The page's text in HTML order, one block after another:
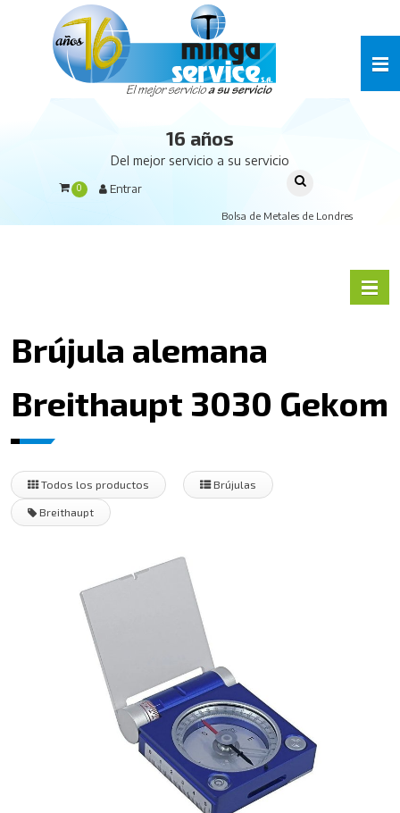
16 años
Del mejor servicio a su servicio
0 Entrar
Bolsa de Metales de Londres
Brújula alemana
Breithaupt 3030 Gekom
Todos los productos Brújulas
Breithaupt